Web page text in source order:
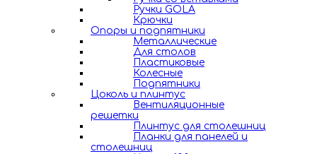
Ручки GOLA
Крючки
Опоры и подпятники
Металлические
Для столов
Пластиковые
Колесные
Подпятники
Цоколь и плинтус
Вентиляционные
решетки
Плинтус для столешниц
Планки для панелей и
столешниц